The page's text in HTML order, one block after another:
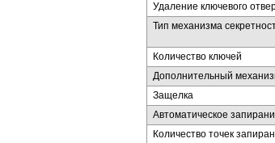
Удаление ключевого
Тип механизма
Количество ключей
Дополнительный
Защелка
Автоматическое
Количество точек